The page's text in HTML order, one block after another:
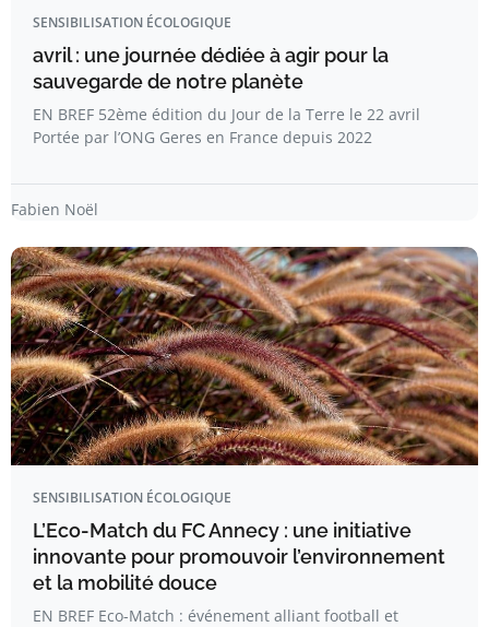
SENSIBILISATION ÉCOLOGIQUE
avril : une journée dédiée à agir pour la
sauvegarde de notre planète
EN BREF 52ème édition du Jour de la Terre le 22 avril
Portée par l’ONG Geres en France depuis 2022
Fabien Noël
SENSIBILISATION ÉCOLOGIQUE
L’Eco-Match du FC Annecy : une initiative
innovante pour promouvoir l’environnement
et la mobilité douce
EN BREF Eco-Match : événement alliant football et